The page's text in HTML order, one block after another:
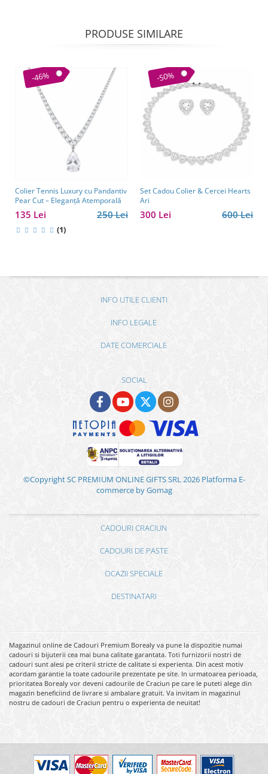
PRODUSE SIMILARE
-46%
Colier Tennis Luxury cu Pandantiv
Pear Cut – Eleganță Atemporală
250 Lei
135 Lei
(1)
-50%
Set Cadou Colier & Cercei Hearts
Ari
600 Lei
300 Lei
INFO UTILE CLIENTI
INFO LEGALE
DATE COMERCIALE
SOCIAL
©Copyright SC PREMIUM ONLINE GIFTS SRL 2026 Platforma E-
commerce by Gomag
CADOURI CRACIUN
CADOURI DE PASTE
OCAZII SPECIALE
DESTINATARI
Magazinul online de Cadouri Premium Borealy va pune la dispozitie numai
cadouri si bijuterii cea mai buna calitate garantata. Toti furnizorii nostri de
cadouri sunt alesi pe criterii stricte de calitate si experienta. Din acest motiv
acordam garantie la toate cadourile prezentate pe site. In urmatoarea perioada,
prioritatea Borealy vor deveni cadourile de Craciun pe care le puteti alege din
magazin beneficiind de livrare si ambalare gratuit. Va invitam in magazinul
nostru de cadouri de Craciun pentru o experienta de neuitat!